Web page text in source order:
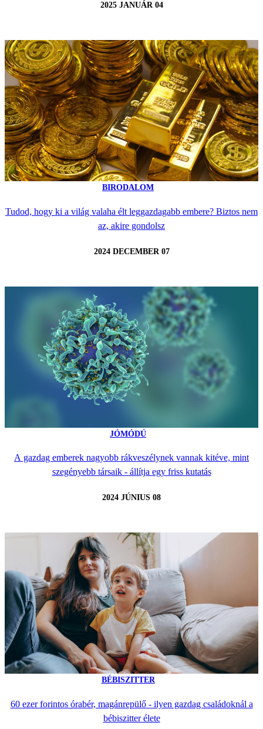
2025 JANUÁR 04
BIRODALOM
Tudod, hogy ki a világ valaha élt leggazdagabb embere? Biztos nem
az, akire gondolsz
2024 DECEMBER 07
JÓMÓDÚ
A gazdag emberek nagyobb rákveszélynek vannak kitéve, mint
szegényebb társaik - állítja egy friss kutatás
2024 JÚNIUS 08
BÉBISZITTER
60 ezer forintos órabér, magánrepülő - ilyen gazdag családoknál a
bébiszitter élete